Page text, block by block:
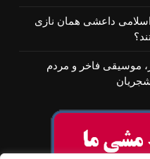
داعشی همان نازی
موسیقی فاخر و مردم